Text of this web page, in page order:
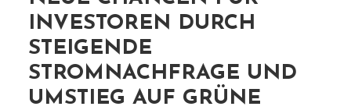
INVESTOREN DURCH
STEIGENDE
STROMNACHFRAGE UND
UMSTIEG AUF GRÜNE